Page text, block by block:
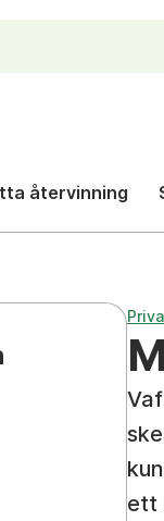
återvinning
ett